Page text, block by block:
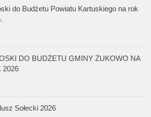
do Budżetu Powiatu Kartuskiego na rok
DO BUDŻETU GMINY ŻUKOWO NA
2026
Sołecki 2026